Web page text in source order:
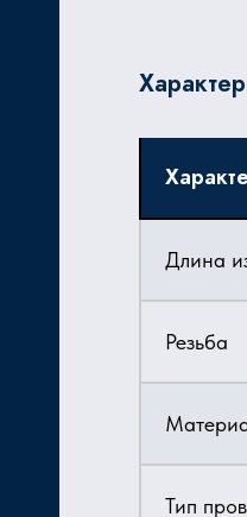
Длина
Резьба
Тип